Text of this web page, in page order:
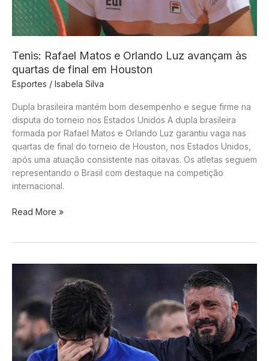
Tenis: Rafael Matos e Orlando Luz avançam às
quartas de final em Houston
Esportes / Isabela Silva
Dupla brasileira mantém bom desempenho e segue firme na
disputa do torneio nos Estados Unidos A dupla brasileira
formada por Rafael Matos e Orlando Luz garantiu vaga nas
quartas de final do torneio de Houston, nos Estados Unidos,
após uma atuação consistente nas oitavas. Os atletas seguem
representando o Brasil com destaque na competição
internacional.
Tenis:
Orlando
quartas
de
final
em
Read More »